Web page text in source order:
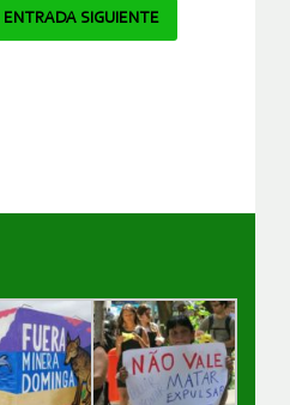
ENTRADA SIGUIENTE